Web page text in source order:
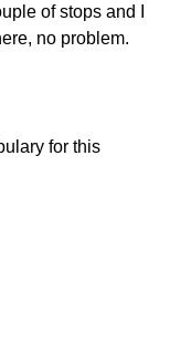
of stops and I
no problem.
for this